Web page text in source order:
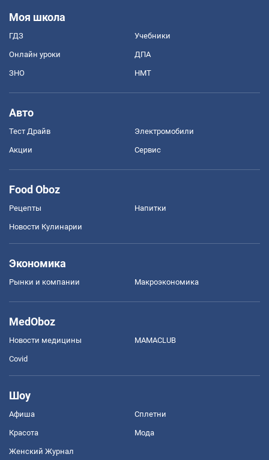
Моя школа
ГДЗ Учебники
Онлайн уроки ДПА
ЗНО НМТ
Авто
Тест Драйв Электромобили
Акции Сервис
Food Oboz
Рецепты Напитки
Новости Кулинарии
Экономика
Рынки и компании Mакроэкономика
MedOboz
Новости медицины MAMACLUB
Covid
Шоу
Афиша Сплетни
Красота Мода
Женский Журнал